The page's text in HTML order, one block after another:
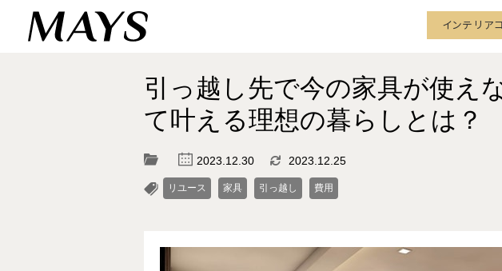
インテリア
引っ越し先で今の家具が使え
て叶える理想の暮らしとは？
c d 2023.12.30 2023.12.25
l リユース 家具 引っ越し 費用